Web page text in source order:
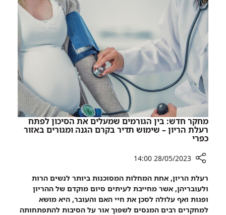
וחושף
מבטיח
85
וחושף
חזון
מבטיח
מחקר חדש: בין הגורמים שמעלים את הסיכון לפתח
רעלת הריון – שימוש תדיר בקרם הגנה ומגורים באזור
כפרי
שיתוף
מחקר
חדש:
28/05/2023 14:00
רעלת הריון, אחת המחלות המסוכנות ביותר לנשים הרות
ולעובריהן, אשר מחייבת לעיתים סיום מוקדם של ההריון
ופגות ואף עלולה לסכן את חיי האם והעובר, היא מושא
למחקרים רבים המנסים לשפוך אור על הסיבות להתפתחותה